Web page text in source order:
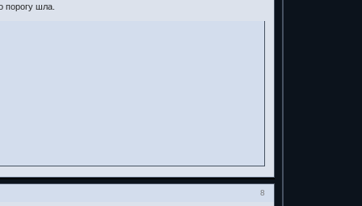
порогу шла.
8